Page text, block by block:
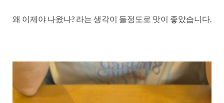
왜 이제야 나왔나? 라는 생각이 들정도로 맛이 좋았습니다.